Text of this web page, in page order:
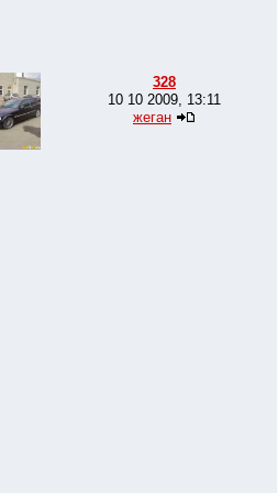
328
10 10 2009, 13:11
жеган